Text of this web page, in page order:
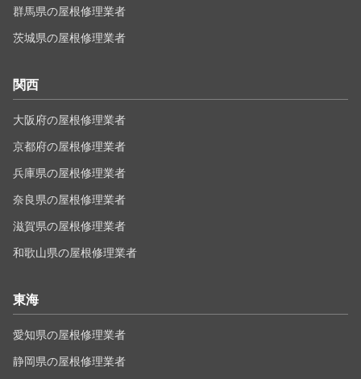
群馬県の屋根修理業者
茨城県の屋根修理業者
関西
大阪府の屋根修理業者
京都府の屋根修理業者
兵庫県の屋根修理業者
奈良県の屋根修理業者
滋賀県の屋根修理業者
和歌山県の屋根修理業者
東海
愛知県の屋根修理業者
静岡県の屋根修理業者